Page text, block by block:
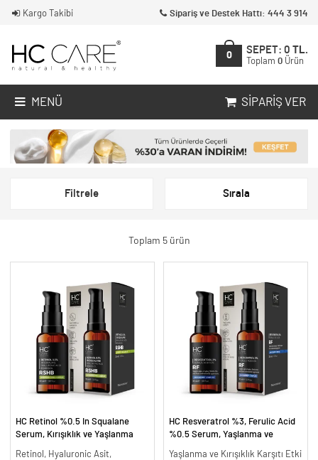
Kargo Takibi Sipariş ve Destek Hattı: 444 3 914
0
SEPET: 0 TL.
Toplam 0 Ürün
MENÜ SIPARIŞ VER
Filtrele Sırala
Toplam 5 ürün
HC Retinol %0.5 In Squalane
Serum, Kırışıklık ve Yaşlanma
Retinol, Hyaluronic Asit,
HC Resveratrol %3, Ferulic Acid
%0.5 Serum, Yaşlanma ve
Yaşlanma ve Kırışıklık Karşıtı Etki